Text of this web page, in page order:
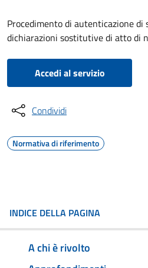
Procedimento di autenticazione
dichiarazioni sostitutive di atto di
Accedi al servizio
Condividi
Normativa di riferimento
INDICE DELLA PAGINA
A chi è rivolto